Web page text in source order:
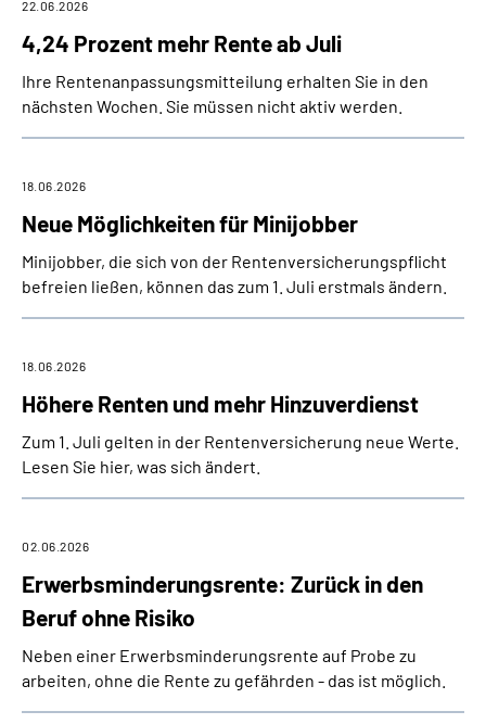
4,24 Prozent mehr Rente ab Juli
22.06.2026
Ihre Rentenanpassungsmitteilung erhalten Sie in den
nächsten Wochen. Sie müssen nicht aktiv werden.
Neue Möglichkeiten für Minijobber
18.06.2026
Minijobber, die sich von der Rentenversicherungspflicht
befreien ließen, können das zum 1. Juli erstmals ändern.
Höhere Renten und mehr Hinzuverdienst
18.06.2026
Zum 1. Juli gelten in der Rentenversicherung neue Werte.
Lesen Sie hier, was sich ändert.
Erwerbsminderungsrente: Zurück in den
Beruf ohne Risiko
02.06.2026
Neben einer Erwerbsminderungsrente auf Probe zu
arbeiten, ohne die Rente zu gefährden - das ist möglich.